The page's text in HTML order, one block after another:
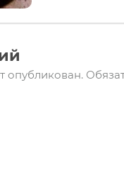
опубликован.